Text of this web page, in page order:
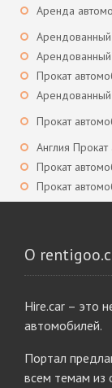
Аренда
Прокат
Прокат
Англия
Прокат
Прокат
О
Hire.car – это
автомобилей.
Портал
всем темам из